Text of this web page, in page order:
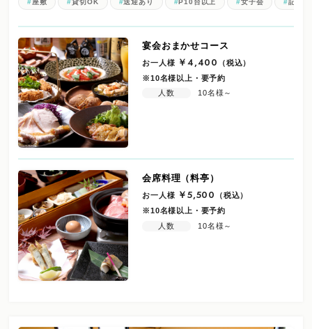
座敷 貸切OK 送迎あり P10台以上 女子会 記念
宴会おまかせコース
お一人様 ￥4,400
（税込）
※10名様以上・要予約
人数
10名様～
会席料理（料亭）
お一人様 ￥5,500
（税込）
※10名様以上・要予約
人数
10名様～